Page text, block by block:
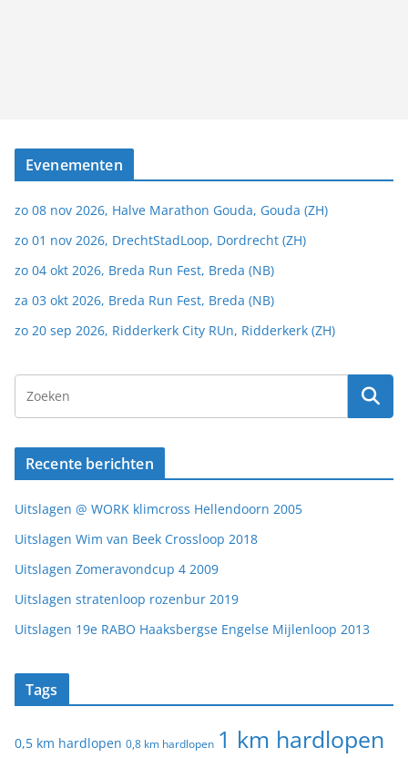
Evenementen
zo 08 nov 2026, Halve Marathon Gouda, Gouda (ZH)
zo 01 nov 2026, DrechtStadLoop, Dordrecht (ZH)
zo 04 okt 2026, Breda Run Fest, Breda (NB)
za 03 okt 2026, Breda Run Fest, Breda (NB)
zo 20 sep 2026, Ridderkerk City RUn, Ridderkerk (ZH)
Recente berichten
Uitslagen @ WORK klimcross Hellendoorn 2005
Uitslagen Wim van Beek Crossloop 2018
Uitslagen Zomeravondcup 4 2009
Uitslagen stratenloop rozenbur 2019
Uitslagen 19e RABO Haaksbergse Engelse Mijlenloop 2013
Tags
0,5 km hardlopen 0,8 km hardlopen 1 km hardlopen